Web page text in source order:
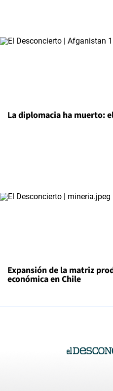
La diplomacia ha muerto:
Expansión de la matriz
económica en Chile